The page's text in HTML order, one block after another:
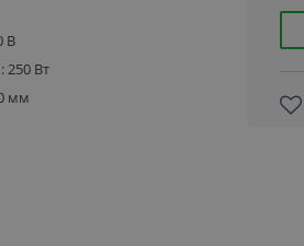
В
250 Вт
мм